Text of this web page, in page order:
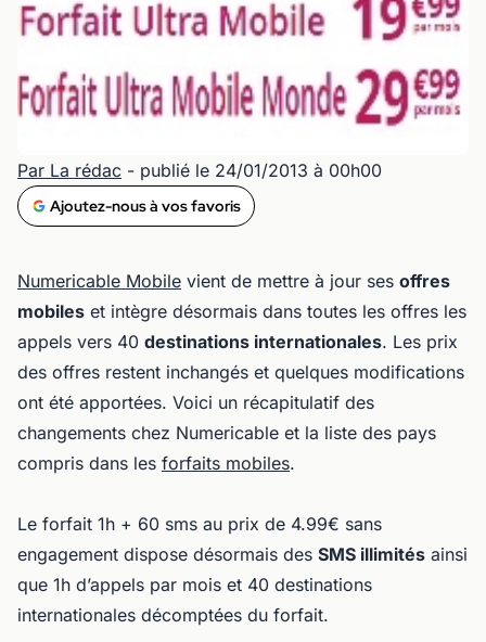
Par La rédac - publié le 24/01/2013 à 00h00
Ajoutez-nous à vos favoris
Numericable Mobile vient de mettre à jour ses offres
mobiles et intègre désormais dans toutes les offres les
appels vers 40 destinations internationales. Les prix
des offres restent inchangés et quelques modifications
ont été apportées. Voici un récapitulatif des
changements chez Numericable et la liste des pays
compris dans les forfaits mobiles.
Le forfait 1h + 60 sms au prix de 4.99€ sans
engagement dispose désormais des SMS illimités ainsi
que 1h d’appels par mois et 40 destinations
internationales décomptées du forfait.